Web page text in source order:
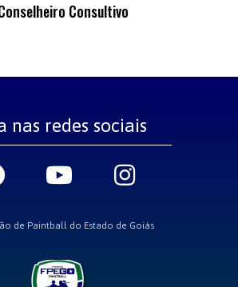
Consultivo
nas redes sociais
de Paintball do Estado de Goiás